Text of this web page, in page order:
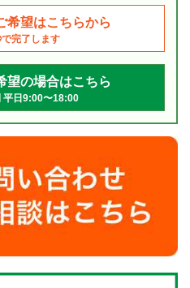
希望はこちらから
完了します
望の場合はこちら
平日9:00〜18:00